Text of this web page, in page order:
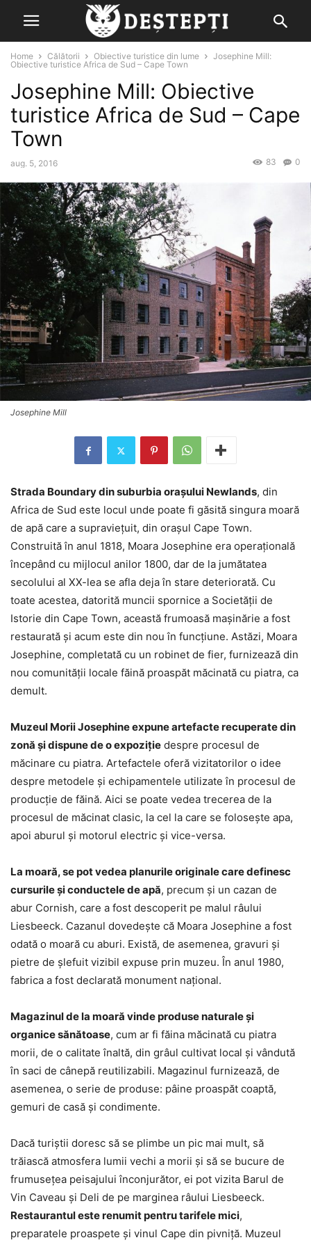
Home Călătorii Obiective turistice din lume
Josephine Mill:
Obiective turistice Africa de Sud – Cape Town
Josephine Mill: Obiective
turistice Africa de Sud – Cape
Town
aug. 5, 2016 0
83
Josephine Mill
Strada Boundary din suburbia orașului Newlands, din
Africa de Sud este locul unde poate fi găsită singura moară
de apă care a supraviețuit, din orașul Cape Town.
Construită în anul 1818, Moara Josephine era operațională
începând cu mijlocul anilor 1800, dar de la jumătatea
secolului al XX-lea se afla deja în stare deteriorată. Cu
toate acestea, datorită muncii spornice a Societății de
Istorie din Cape Town, această frumoasă mașinărie a fost
restaurată și acum este din nou în funcțiune. Astăzi, Moara
Josephine, completată cu un robinet de fier, furnizează din
nou comunității locale făină proaspăt măcinată cu piatra, ca
demult.
Muzeul Morii Josephine expune artefacte recuperate din
zonă și dispune de o expoziție despre procesul de
măcinare cu piatra. Artefactele oferă vizitatorilor o idee
despre metodele și echipamentele utilizate în procesul de
producție de făină. Aici se poate vedea trecerea de la
procesul de măcinat clasic, la cel la care se folosește apa,
apoi aburul și motorul electric și vice-versa.
La moară, se pot vedea planurile originale care definesc
cursurile și conductele de apă, precum și un cazan de
abur Cornish, care a fost descoperit pe malul râului
Liesbeeck. Cazanul dovedește că Moara Josephine a fost
odată o moară cu aburi. Există, de asemenea, gravuri și
pietre de șlefuit vizibil expuse prin muzeu. În anul 1980,
fabrica a fost declarată monument național.
Magazinul de la moară vinde produse naturale și
organice sănătoase, cum ar fi făina măcinată cu piatra
morii, de o calitate înaltă, din grâul cultivat local și vândută
în saci de cânepă reutilizabili. Magazinul furnizează, de
asemenea, o serie de produse: pâine proaspăt coaptă,
gemuri de casă și condimente.
Dacă turiștii doresc să se plimbe un pic mai mult, să
trăiască atmosfera lumii vechi a morii și să se bucure de
frumusețea peisajului înconjurător, ei pot vizita Barul de
Vin Caveau și Deli de pe marginea râului Liesbeeck.
Restaurantul este renumit pentru tarifele mici,
preparatele proaspete și vinul Cape din pivniță. Muzeul